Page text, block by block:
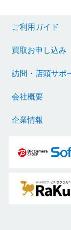
ご利用ガイド
買取お申し込み
訪問・店頭サポ
会社概要
企業情報